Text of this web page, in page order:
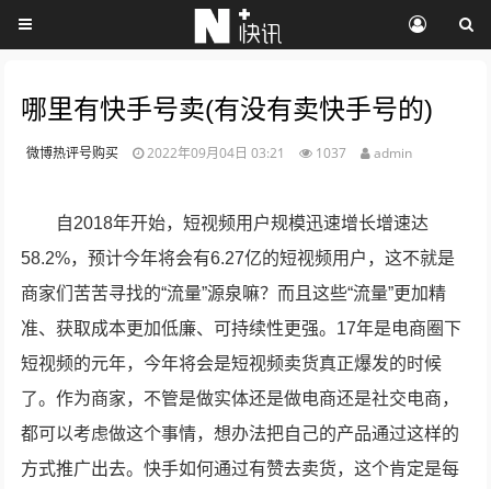
哪里有快手号卖(有没有卖快手号的)
微博热评号购买 2022年09月04日 03:21 1037 admin
自2018年开始，短视频用户规模迅速增长增速达
58.2%，预计今年将会有6.27亿的短视频用户，这不就是
商家们苦苦寻找的“流量”源泉嘛？而且这些“流量”更加精
准、获取成本更加低廉、可持续性更强。17年是电商圈下
短视频的元年，今年将会是短视频卖货真正爆发的时候
了。作为商家，不管是做实体还是做电商还是社交电商，
都可以考虑做这个事情，想办法把自己的产品通过这样的
方式推广出去。快手如何通过有赞去卖货，这个肯定是每